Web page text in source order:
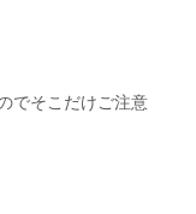
でそこだけご注意